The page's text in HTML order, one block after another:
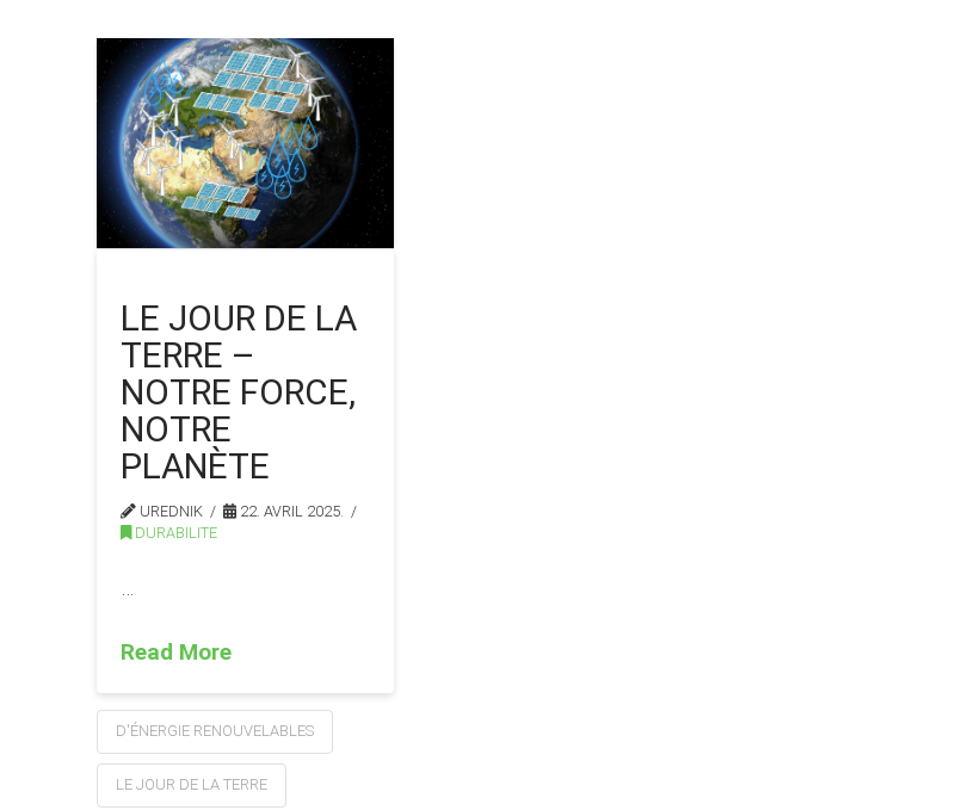
LE JOUR DE LA
TERRE –
NOTRE FORCE,
NOTRE
PLANÈTE
UREDNIK
22. AVRIL 2025.
DURABILITE
…
Read More
D'ÉNERGIE RENOUVELABLES
LE JOUR DE LA TERRE